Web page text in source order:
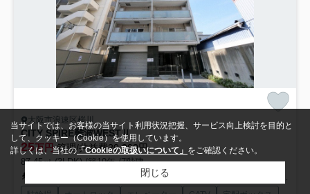
大阪市浪速区桜川
CITY SPIRE難波WESTⅡ
25万円管理/共益費20,000円
87.45㎡ (3LDK) /築19年 /7階建
南海汐見橋線「汐見橋」駅 徒歩5分
当サイトでは、お客様の当サイト利用状況把握、サービス向上検討を目的と
して、クッキー（Cookie）を使用しています。
詳しくは、当社の「Cookieの取扱いについて」 をご確認ください。
閉じる